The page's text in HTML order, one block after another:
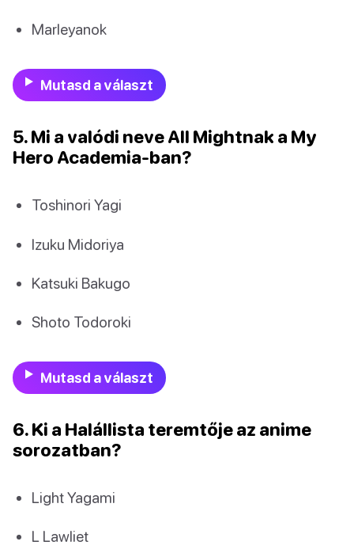
Marleyanok
Mutasd a választ
5. Mi a valódi neve All Mightnak a My
Hero Academia-ban?
Toshinori Yagi
Izuku Midoriya
Katsuki Bakugo
Shoto Todoroki
Mutasd a választ
6. Ki a Halállista teremtője az anime
sorozatban?
Light Yagami
L Lawliet